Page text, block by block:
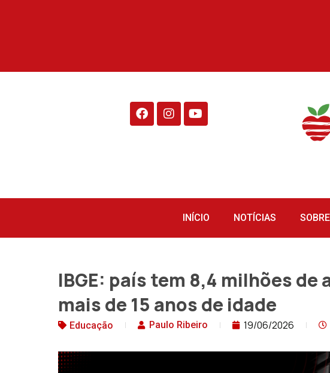
INÍCIO NOTÍCIAS
IBGE: país tem 8,4 milhões
mais de 15 anos de idade
Educação Paulo Ribeiro 19/06/2026